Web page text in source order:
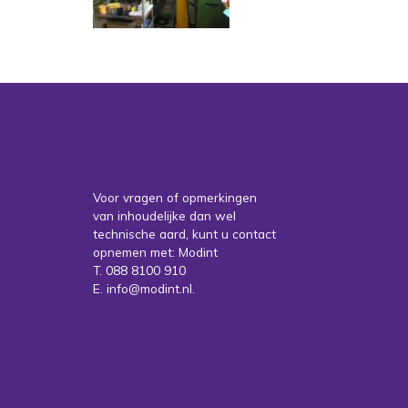
Voor vragen of opmerkingen
van inhoudelijke dan wel
technische aard, kunt u contact
opnemen met: Modint
T. 088 8100 910
E. info@modint.nl.